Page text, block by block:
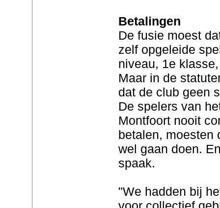
Betalingen
De fusie moest
zelf opgeleide
niveau, 1e
Maar in de
dat de club geen
De spelers van
Montfoort nooit
betalen, moesten
wel gaan doen.
spaak.
"We hadden bij